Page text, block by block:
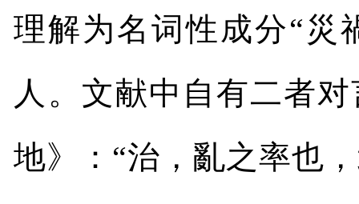
理解为名词性成分“災
人。文献中自有二者
地》：“治，亂之率也